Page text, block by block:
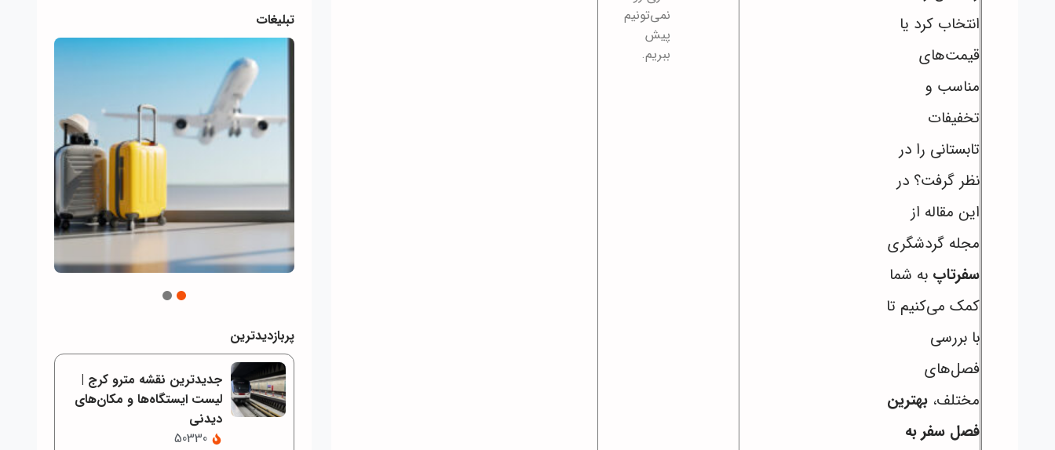
انتخاب کرد یا
قیمت‌های
مناسب و
تخفیفات
تابستانی را در
نظر گرفت؟ در
این مقاله از
مجله گردشگری
سفرتاپ به شما
کمک می‌کنیم تا
با بررسی
فصل‌های
مختلف،بهترین
فصل سفر به
نمی‌تونیم
پیش
ببریم.
تبلیغات
پربازدیدترین
جدیدترین نقشه مترو کرج |
لیست ایستگاه‌ها و مکان‌های
دیدنی
50330